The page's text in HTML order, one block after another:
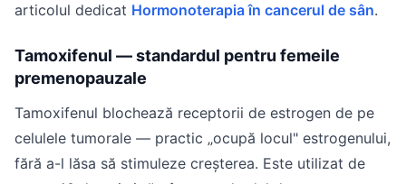
articolul dedicat Hormonoterapia în cancerul de sân.
Tamoxifenul — standardul pentru femeile
premenopauzale
Tamoxifenul blochează receptorii de estrogen de pe
celulele tumorale — practic „ocupă locul" estrogenului,
fără a-l lăsa să stimuleze creșterea. Este utilizat de